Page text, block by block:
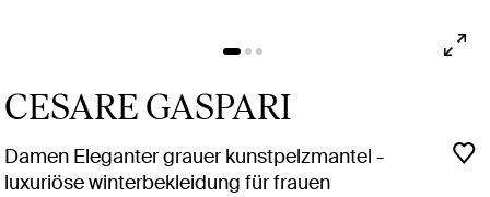
CESARE GASPARI
Damen Eleganter grauer kunstpelzmantel -
luxuriöse winterbekleidung für frauen